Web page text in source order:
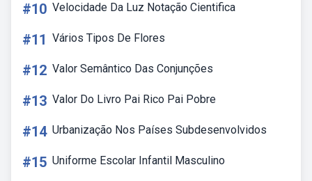
#10 Velocidade Da Luz Notação Cientifica
#11 Vários Tipos De Flores
#12 Valor Semântico Das Conjunções
#13 Valor Do Livro Pai Rico Pai Pobre
#14 Urbanização Nos Países Subdesenvolvidos
#15 Uniforme Escolar Infantil Masculino